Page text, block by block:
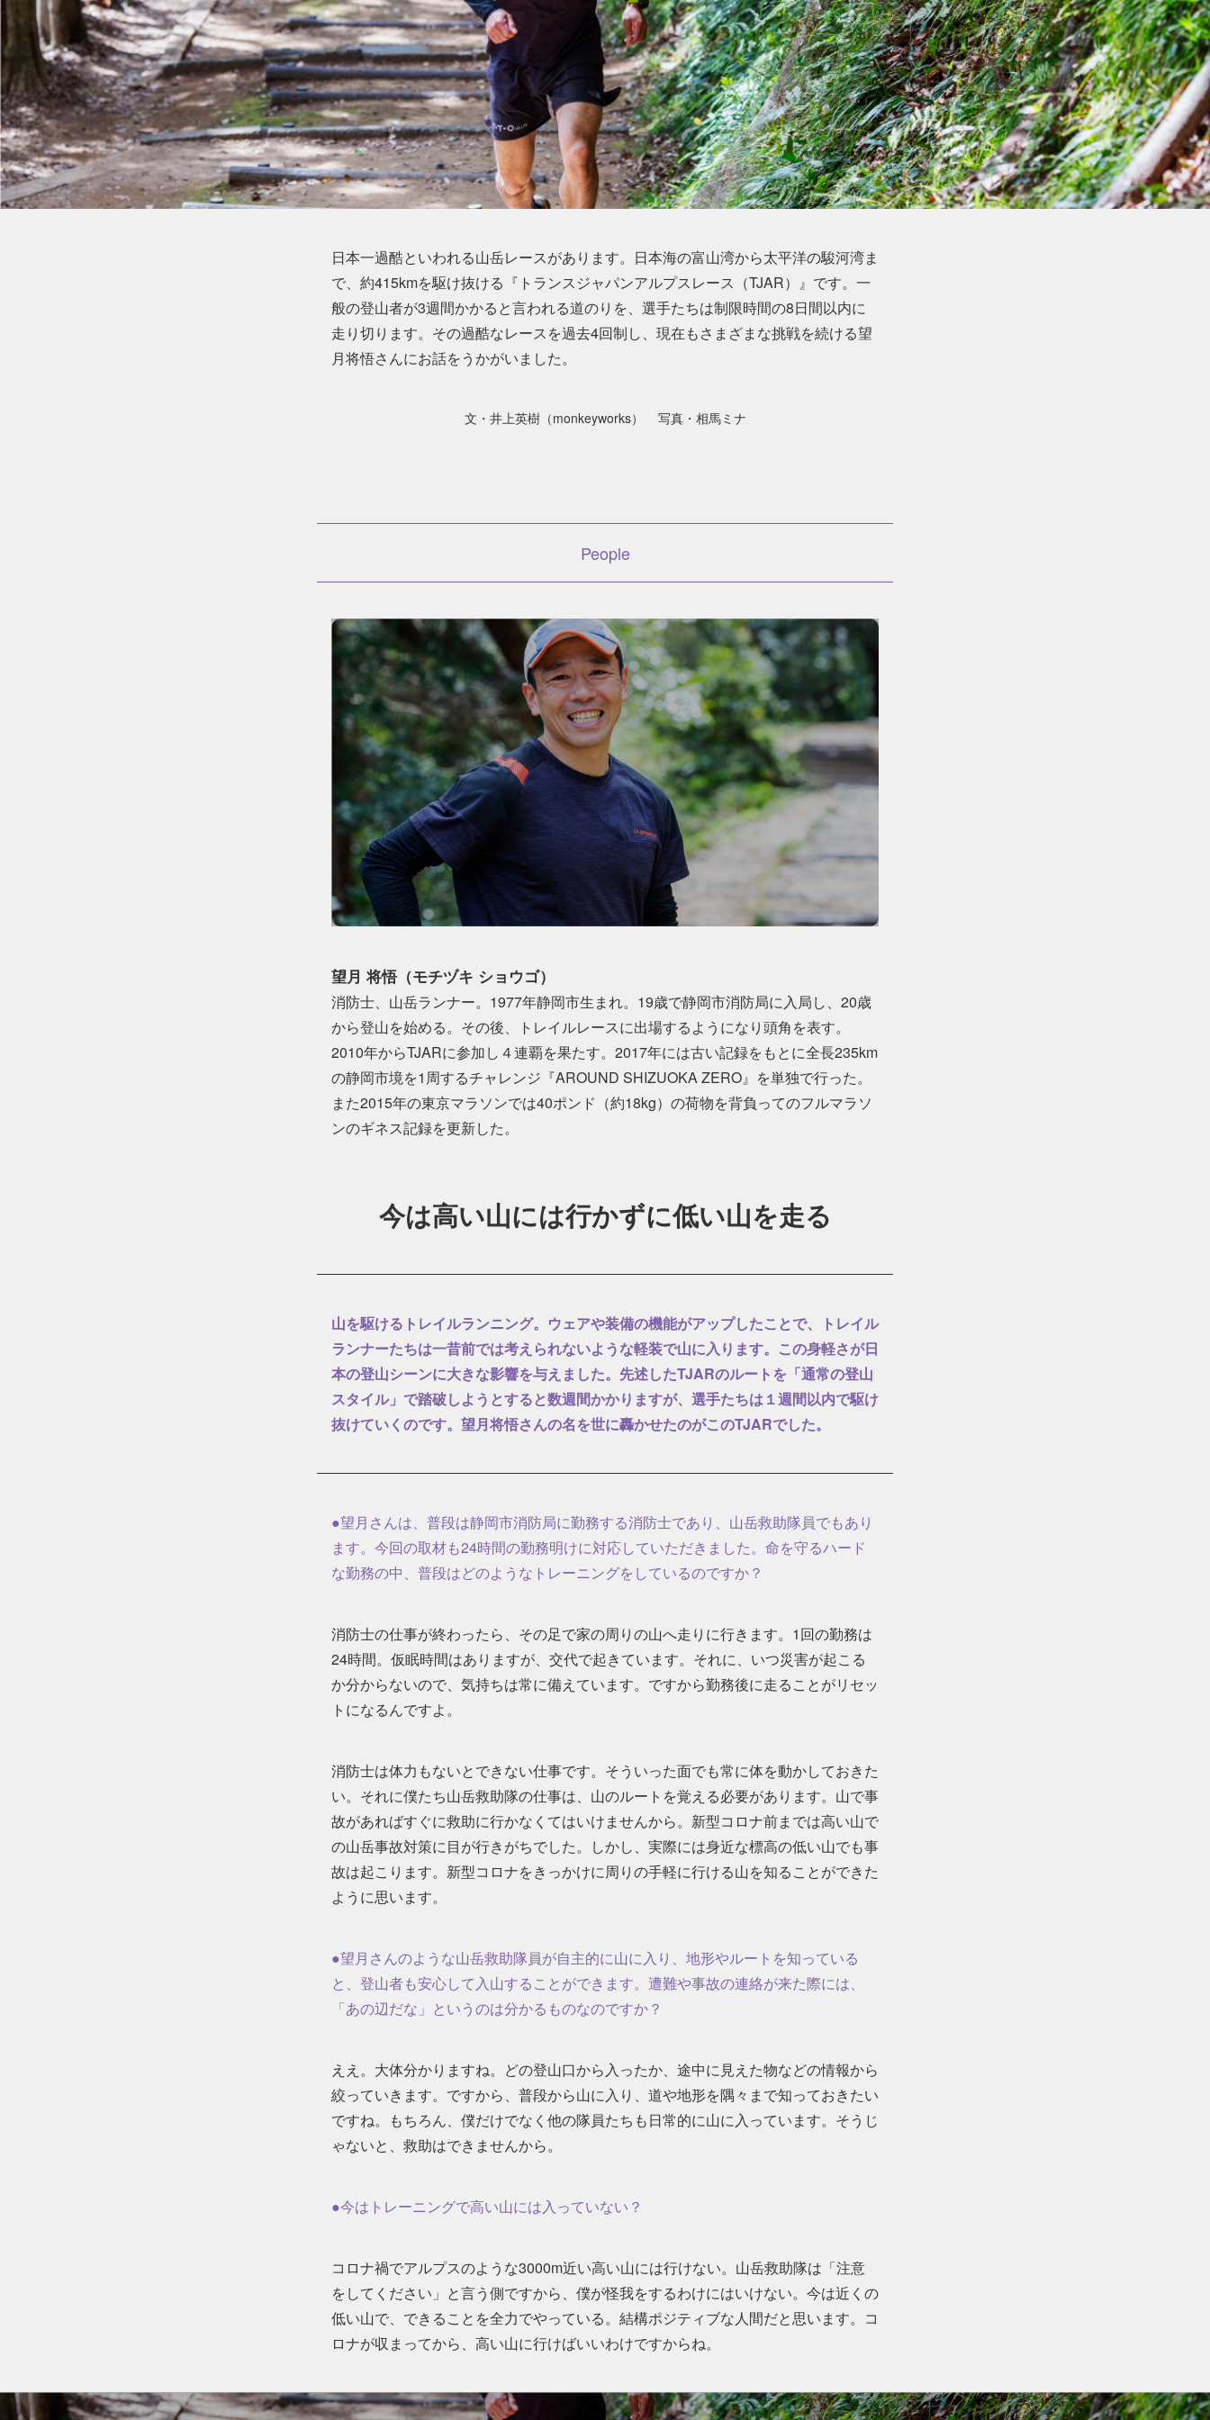
日本一過酷といわれる山岳レースがあります。日本海の富山湾から太平洋の駿河湾ま
で、約415kmを駆け抜ける『トランスジャパンアルプスレース（TJAR）』です。一
般の登山者が3週間かかると言われる道のりを、選手たちは制限時間の8日間以内に
走り切ります。その過酷なレースを過去4回制し、現在もさまざまな挑戦を続ける望
月将悟さんにお話をうかがいました。
文・井上英樹（monkeyworks） 写真・相馬ミナ
People
望月 将悟（モチヅキ ショウゴ）
消防士、山岳ランナー。1977年静岡市生まれ。19歳で静岡市消防局に入局し、20歳
から登山を始める。その後、トレイルレースに出場するようになり頭角を表す。
2010年からTJARに参加し４連覇を果たす。2017年には古い記録をもとに全長235km
の静岡市境を1周するチャレンジ『AROUND SHIZUOKA ZERO』を単独で行った。
また2015年の東京マラソンでは40ポンド（約18kg）の荷物を背負ってのフルマラソ
ンのギネス記録を更新した。
今は高い山には行かずに低い山を走る
山を駆けるトレイルランニング。ウェアや装備の機能がアップしたことで、トレイル
ランナーたちは一昔前では考えられないような軽装で山に入ります。この身軽さが日
本の登山シーンに大きな影響を与えました。先述したTJARのルートを「通常の登山
スタイル」で踏破しようとすると数週間かかりますが、選手たちは１週間以内で駆け
抜けていくのです。望月将悟さんの名を世に轟かせたのがこのTJARでした。
●望月さんは、普段は静岡市消防局に勤務する消防士であり、山岳救助隊員でもあり
ます。今回の取材も24時間の勤務明けに対応していただきました。命を守るハード
な勤務の中、普段はどのようなトレーニングをしているのですか？
消防士の仕事が終わったら、その足で家の周りの山へ走りに行きます。1回の勤務は
24時間。仮眠時間はありますが、交代で起きています。それに、いつ災害が起こる
か分からないので、気持ちは常に備えています。ですから勤務後に走ることがリセッ
トになるんですよ。
消防士は体力もないとできない仕事です。そういった面でも常に体を動かしておきた
い。それに僕たち山岳救助隊の仕事は、山のルートを覚える必要があります。山で事
故があればすぐに救助に行かなくてはいけませんから。新型コロナ前までは高い山で
の山岳事故対策に目が行きがちでした。しかし、実際には身近な標高の低い山でも事
故は起こります。新型コロナをきっかけに周りの手軽に行ける山を知ることができた
ように思います。
●望月さんのような山岳救助隊員が自主的に山に入り、地形やルートを知っている
と、登山者も安心して入山することができます。遭難や事故の連絡が来た際には、
「あの辺だな」というのは分かるものなのですか？
ええ。大体分かりますね。どの登山口から入ったか、途中に見えた物などの情報から
絞っていきます。ですから、普段から山に入り、道や地形を隅々まで知っておきたい
ですね。もちろん、僕だけでなく他の隊員たちも日常的に山に入っています。そうじ
ゃないと、救助はできませんから。
●今はトレーニングで高い山には入っていない？
コロナ禍でアルプスのような3000m近い高い山には行けない。山岳救助隊は「注意
をしてください」と言う側ですから、僕が怪我をするわけにはいけない。今は近くの
低い山で、できることを全力でやっている。結構ポジティブな人間だと思います。コ
ロナが収まってから、高い山に行けばいいわけですからね。